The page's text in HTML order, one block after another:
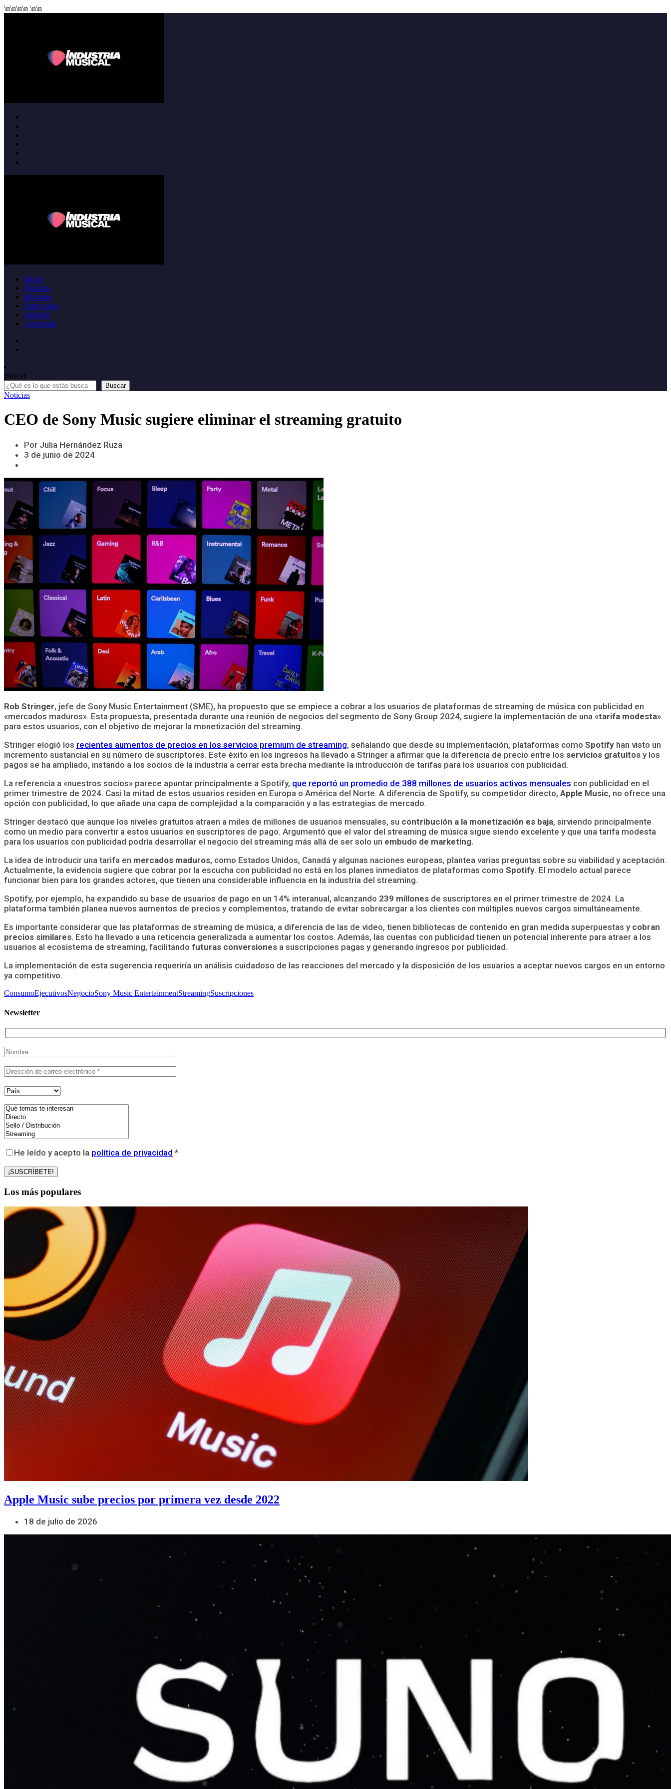
\n\n\n\n \n\n
Inicio
Noticias
Informes
Entrevistas
Opinión
Anúnciate
Buscar
Buscar
Noticias
CEO de Sony Music sugiere eliminar el streaming gratuito
Por Julia Hernández Ruza
3 de junio de 2024
Rob Stringer, jefe de Sony Music Entertainment (SME), ha propuesto que se empiece a cobrar a los usuarios de plataformas de streaming de música con publicidad en
«mercados maduros». Esta propuesta, presentada durante una reunión de negocios del segmento de Sony Group 2024, sugiere la implementación de una «tarifa modesta»
para estos usuarios, con el objetivo de mejorar la monetización del streaming.
Stringer elogió los recientes aumentos de precios en los servicios premium de streaming, señalando que desde su implementación, plataformas como Spotify han visto un
incremento sustancial en su número de suscriptores. Este éxito en los ingresos ha llevado a Stringer a afirmar que la diferencia de precio entre los servicios gratuitos y los
pagos se ha ampliado, instando a los socios de la industria a cerrar esta brecha mediante la introducción de tarifas para los usuarios con publicidad.
La referencia a «nuestros socios» parece apuntar principalmente a Spotify, que reportó un promedio de 388 millones de usuarios activos mensuales con publicidad en el
primer trimestre de 2024. Casi la mitad de estos usuarios residen en Europa o América del Norte. A diferencia de Spotify, su competidor directo, Apple Music, no ofrece una
opción con publicidad, lo que añade una capa de complejidad a la comparación y a las estrategias de mercado.
Stringer destacó que aunque los niveles gratuitos atraen a miles de millones de usuarios mensuales, su contribución a la monetización es baja, sirviendo principalmente
como un medio para convertir a estos usuarios en suscriptores de pago. Argumentó que el valor del streaming de música sigue siendo excelente y que una tarifa modesta
para los usuarios con publicidad podría desarrollar el negocio del streaming más allá de ser solo un embudo de marketing.
La idea de introducir una tarifa en mercados maduros, como Estados Unidos, Canadá y algunas naciones europeas, plantea varias preguntas sobre su viabilidad y aceptación.
Actualmente, la evidencia sugiere que cobrar por la escucha con publicidad no está en los planes inmediatos de plataformas como Spotify. El modelo actual parece
funcionar bien para los grandes actores, que tienen una considerable influencia en la industria del streaming.
Spotify, por ejemplo, ha expandido su base de usuarios de pago en un 14% interanual, alcanzando 239 millones de suscriptores en el primer trimestre de 2024. La
plataforma también planea nuevos aumentos de precios y complementos, tratando de evitar sobrecargar a los clientes con múltiples nuevos cargos simultáneamente.
Es importante considerar que las plataformas de streaming de música, a diferencia de las de video, tienen bibliotecas de contenido en gran medida superpuestas y cobran
precios similares. Esto ha llevado a una reticencia generalizada a aumentar los costos. Además, las cuentas con publicidad tienen un potencial inherente para atraer a los
usuarios al ecosistema de streaming, facilitando futuras conversiones a suscripciones pagas y generando ingresos por publicidad.
La implementación de esta sugerencia requeriría un análisis cuidadoso de las reacciones del mercado y la disposición de los usuarios a aceptar nuevos cargos en un entorno
ya competitivo.
ConsumoEjecutivosNegocioSony Music EntertainmentStreamingSuscripciones
Newsletter
He leído y acepto la política de privacidad *
Los más populares
Apple Music sube precios por primera vez desde 2022
18 de julio de 2026